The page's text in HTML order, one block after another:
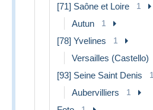
[71] Saône et Loire 1
Autun 1
[78] Yvelines 1
Versailles (Castello)
[93] Seine Saint Denis 1
Aubervilliers 1